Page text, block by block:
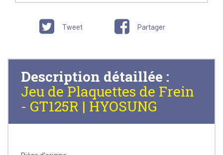
Tweet Partager
Description détaillée :
Jeu de Plaquettes de Frein
- GT125R | HYOSUNG